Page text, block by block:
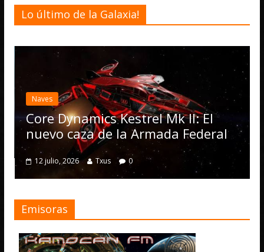
Lo último de la Galaxia!
Kestrel Mk II: El
de la Armada Federal
Txus 0
Elite
4 julio, 2026
Emisoras